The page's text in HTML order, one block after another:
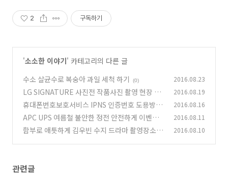
2 구독하기
'소소한 이야기' 카테고리의 다른 글
수소 살균수로 복숭아 과일 세척 하기
(0) 2016.08.23
LG SIGNATURE 사진전 작품사진 촬영 현장 스
케치
(0)
2016.08.19
휴대폰번호보호서비스 IPNS 인증번호 도용방지
이용하기
(2)
2016.08.16
APC UPS 여름철 불안한 정전 안전하게 이벤트
도 응모하자
(0)
2016.08.11
함부로 애틋하게 김우빈 수지 드라마 촬영장소 울
2016.08.10
관련글